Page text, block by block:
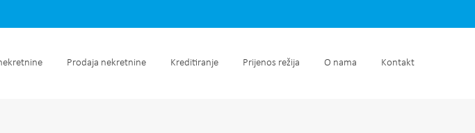
Kupnja nekretnine Prodaja nekretnine Kreditiranje Prijenos režija O nama Kontakt
Prodaja nekretnine Kreditiranje Prijenos režija O nama Kontakt